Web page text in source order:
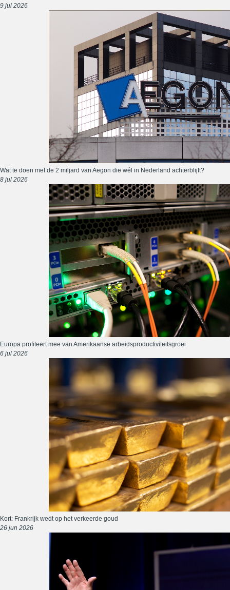
9 jul 2026
Wat te doen met de 2 miljard van Aegon die wél in Nederland achterblijft?
8 jul 2026
Europa profiteert mee van Amerikaanse arbeidsproductiviteitsgroei
6 jul 2026
Kort: Frankrijk wedt op het verkeerde goud
26 jun 2026